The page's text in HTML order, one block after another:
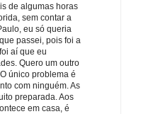
de algumas horas
sem contar a
eu só queria
passei, pois foi a
aí que eu
Quero um outro
único problema é
com ninguém. As
preparada. Aos
em casa, é